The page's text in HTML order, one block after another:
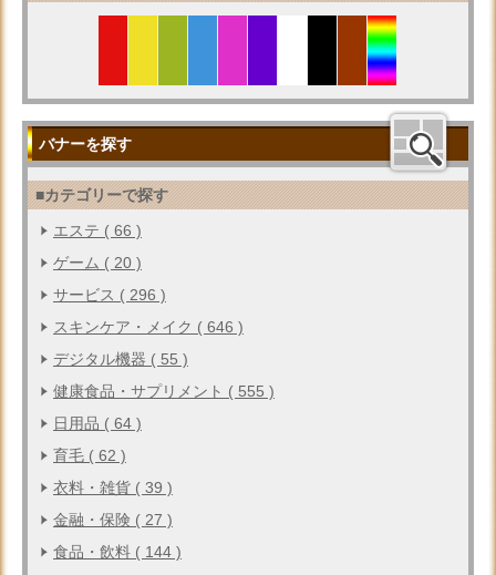
バナーを探す
■カテゴリーで探す
エステ ( 66 )
ゲーム ( 20 )
サービス ( 296 )
スキンケア・メイク ( 646 )
デジタル機器 ( 55 )
健康食品・サプリメント ( 555 )
日用品 ( 64 )
育毛 ( 62 )
衣料・雑貨 ( 39 )
金融・保険 ( 27 )
食品・飲料 ( 144 )